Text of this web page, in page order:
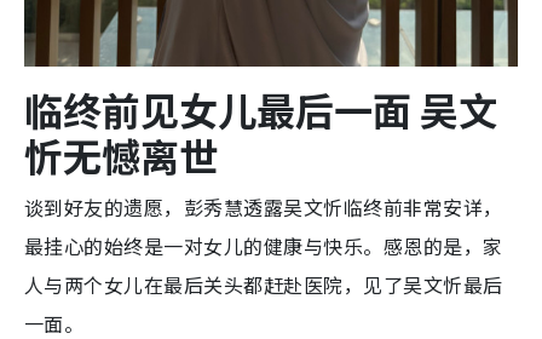
临终前见女儿最后一面 吴文
忻无憾离世
谈到好友的遗愿，彭秀慧透露吴文忻临终前非常安详，
最挂心的始终是一对女儿的健康与快乐。感恩的是，家
人与两个女儿在最后关头都赶赴医院，见了吴文忻最后
一面。